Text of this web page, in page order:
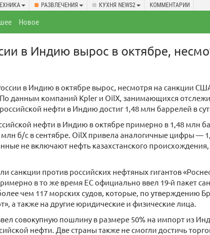
РАЗВЛЕЧЕНИЯ КУХНЯ NEWS2 КОММЕНТАРИИ
Новое
в Индию вырос в октябре,
в Индию в октябре вырос, несмотря на санкции
данным компаний Kpler и OilX, занимающихся
нефти в Индию достиг 1,48 млн баррелей в
нефти в Индию в октябре примерно в 1,48 млн
б/с в сентябре. OilX привела аналогичные цифры —
не включают нефть казахстанского
санкции против российских нефтяных гигантов
в то же время ЕС официально ввел 19-й пакет
чем 117 морских судов, которые, по утверждению
а также на другие юридические и физические лица.
совокупную пошлину в размере 50% на импорт из
нефти. Две страны также не смогли достичь